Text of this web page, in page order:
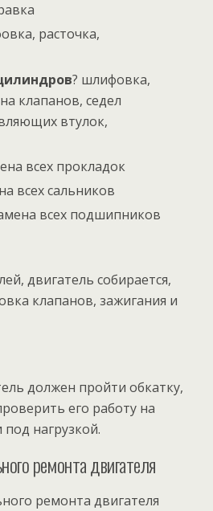
расточка,
? шлифовка,
клапанов, седел
втулок,
всех прокладок
всех сальников
всех подшипников
двигатель собирается,
клапанов, зажигания и
должен пройти обкатку,
его работу на
нагрузкой.
ремонта двигателя
ремонта двигателя